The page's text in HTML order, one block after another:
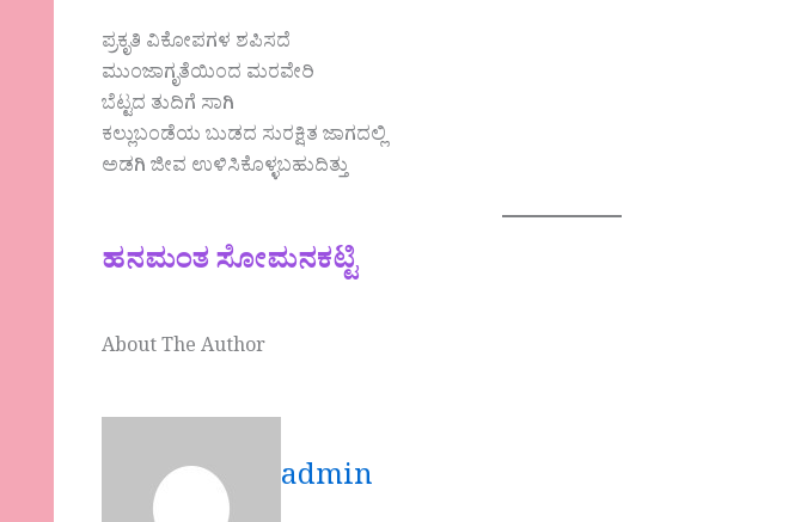
ಪ್ರಕೃತಿ ವಿಕೋಪಗಳ ಶಪಿಸದೆ
ಮುಂಜಾಗೃತೆಯಿಂದ ಮರವೇರಿ
ಬೆಟ್ಟದ ತುದಿಗೆ ಸಾಗಿ
ಕಲ್ಲುಬಂಡೆಯ ಬುಡದ ಸುರಕ್ಷಿತ ಜಾಗದಲ್ಲಿ
ಅಡಗಿ ಜೀವ ಉಳಿಸಿಕೊಳ್ಳಬಹುದಿತ್ತು
ಹನಮಂತ ಸೋಮನಕಟ್ಟಿ
About The Author
admin